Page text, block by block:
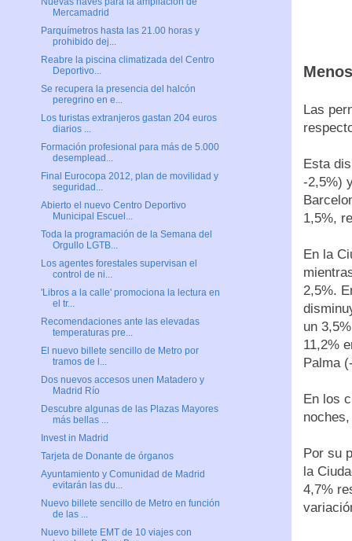
Las
Esta
-2,5%)
1,5%,
En la
2,5%.
un
11,2%
Palma
En los
Por su
la
4,7%
Mercamadrid
Parquímetros hasta las 21.00 horas y
prohibido dej...
Reabre la piscina climatizada del Centro
Deportivo...
Se recupera la presencia del halcón
peregrino en e...
Los turistas extranjeros gastan 204 euros
diarios ...
Formación profesional para más de 5.000
desemplead...
Final Eurocopa 2012, plan de movilidad y
seguridad...
Abierto el nuevo Centro Deportivo
Municipal Escuel...
Toda la programación de la Semana del
Orgullo LGTB...
Los agentes forestales supervisan el
control de ni...
'Libros a la calle' promociona la lectura en
el tr...
Recomendaciones ante las elevadas
temperaturas pre...
El nuevo billete sencillo de Metro por
tramos de l...
Dos nuevos accesos unen Matadero y
Madrid Río
Descubre algunas de las Plazas Mayores
más bellas ...
Invest in Madrid
Tarjeta de Donante de órganos
Ayuntamiento y Comunidad de Madrid
evitarán las du...
Nuevo billete sencillo de Metro en función
de las ...
Nuevo billete EMT de 10 viajes con